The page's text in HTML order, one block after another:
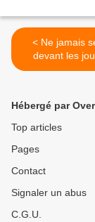
< Ne jamais se justifier
devant les
Hébergé par
Top articles
Pages
Contact
Signaler un abus
C.G.U.